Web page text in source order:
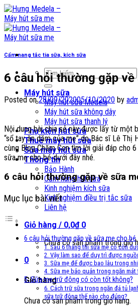
Skip
to
content
Tìm
kiếm:
Máy hút sữa
Máy hút sữa Medela
Máy hút sữa không dây
Máy hút sữa thanh lý
Phụ kiện hút sữa
Thuê máy hút sữa
Sửa máy hút sữa
Thông tin
Bảo Hành
Cẩm nang hút sữa
Kinh nghiệm kích sữa
Kinh nghiệm điều trị tắc sữa
Liên hệ
Giỏ hàng / 0,0₫ 0
Chưa có sản phẩm trong giỏ
0
Giỏ hàng
Chưa có sản phẩm trong giỏ hàng.
Cẩm nang tắc tia sữa, kích sữa
6 câu hỏi thường gặp
Posted on28/09/202005/10/2020 by
Nội dung bài chia sẻ này được lấy từ một
“sổ tay ăn dặm của mẹ” do Bác sĩ Lê Thị
cùng Blog Chăm Con tìm lời giải đáp cho
sữa mẹ cho bé dưới đây nhé.
6 câu hỏi thường gặp về sữa
Mục lục bài viết
6 câu hỏi thường gặp về sữa mẹ cho bé
1. Sau 6 tháng thì sữa mẹ có còn
2. Vậy làm sao để duy trì được
3. Sữa mẹ để được bao lâu trong
4. Sữa mẹ bảo quản trong ngăn
5. Sữa mẹ trữ đông có còn tốt không?
6. Cách trữ sữa trong ngăn đá tủ
sữa trữ đông thế nào cho đúng?